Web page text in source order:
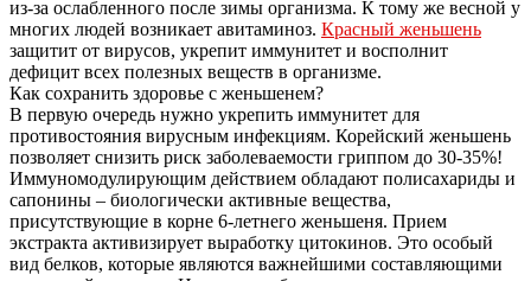
из-за ослабленного после зимы организма. К тому же весной у
многих людей возникает авитаминоз. Красный женьшень
защитит от вирусов, укрепит иммунитет и восполнит
дефицит всех полезных веществ в организме.
Как сохранить здоровье с женьшенем?
В первую очередь нужно укрепить иммунитет для
противостояния вирусным инфекциям. Корейский женьшень
позволяет снизить риск заболеваемости гриппом до 30-35%!
Иммуномодулирующим действием обладают полисахариды и
сапонины – биологически активные вещества,
присутствующие в корне 6-летнего женьшеня. Прием
экстракта активизирует выработку цитокинов. Это особый
вид белков, которые являются важнейшими составляющими